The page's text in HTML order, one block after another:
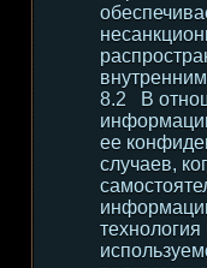
В
ее
случаев,